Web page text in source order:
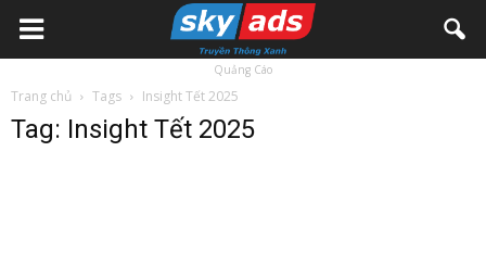
Quảng Cáo
Trang chủ Tags Insight Tết 2025
Tag: Insight Tết 2025